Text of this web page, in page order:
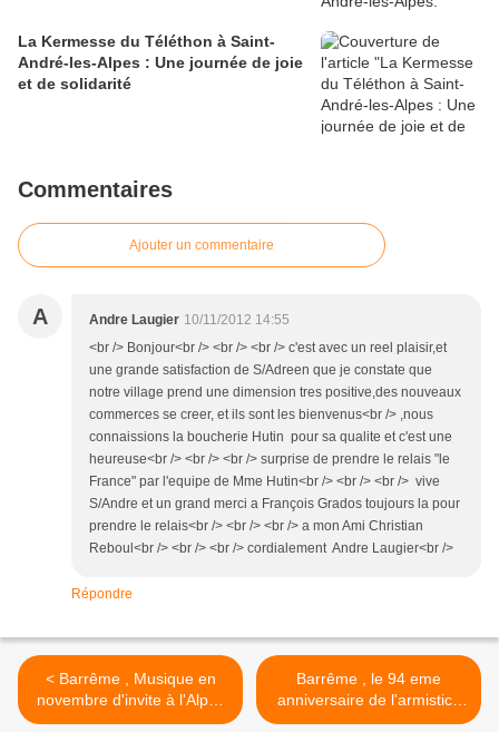
La Kermesse du Téléthon à Saint-
André-les-Alpes : Une journée de joie
et de solidarité
Commentaires
Ajouter un commentaire
A Andre Laugier 10/11/2012 14:55
<br /> Bonjour<br /> <br /> <br /> c'est avec un reel plaisir,et
une grande satisfaction de S/Adreen que je constate que
notre village prend une dimension tres positive,des nouveaux
commerces se creer, et ils sont les bienvenus<br /> ,nous
connaissions la boucherie Hutin pour sa qualite et c'est une
heureuse<br /> <br /> <br /> surprise de prendre le relais "le
France" par l'equipe de Mme Hutin<br /> <br /> <br /> vive
S/Andre et un grand merci a François Grados toujours la pour
prendre le relais<br /> <br /> <br /> a mon Ami Christian
Reboul<br /> <br /> <br /> cordialement Andre Laugier<br />
Répondre
< Barrême , Musique en
novembre d'invite à l'Alpes
Hôtel
Barrême , le 94 eme
anniversaire de l'armistice
de 1918 >